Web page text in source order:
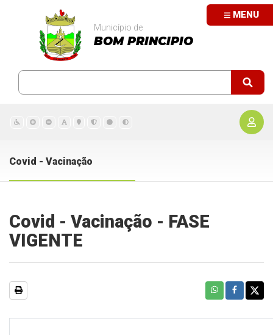
MENU
Município de
BOM PRINCIPIO
Covid - Vacinação
Covid - Vacinação - FASE
VIGENTE